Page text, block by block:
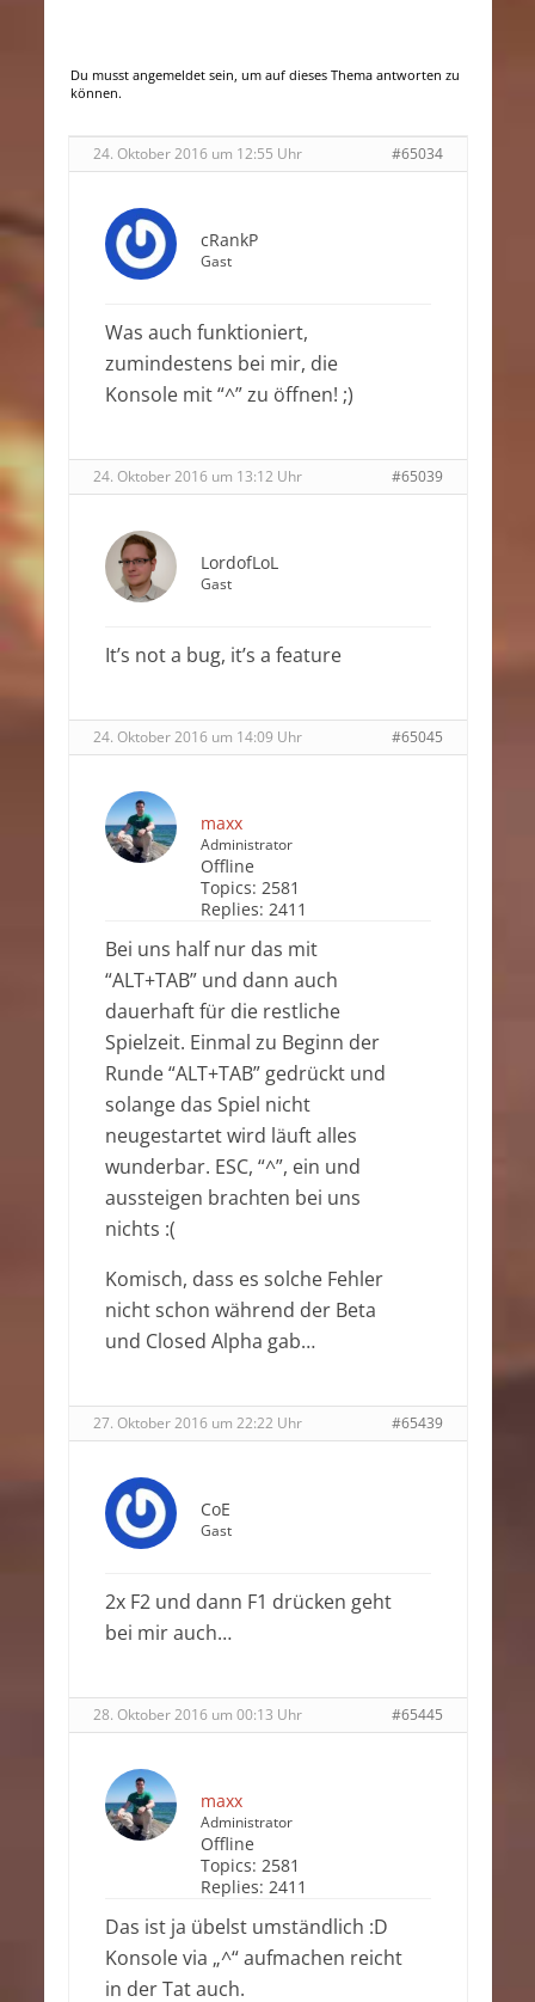
Du musst angemeldet sein, um auf dieses Thema antworten zu
können.
24. Oktober 2016 um 12:55 Uhr #65034
cRankP
Gast
Was auch funktioniert,
zumindestens bei mir, die
Konsole mit “^” zu öffnen! ;)
24. Oktober 2016 um 13:12 Uhr #65039
LordofLoL
Gast
It’s not a bug, it’s a feature
24. Oktober 2016 um 14:09 Uhr #65045
maxx
Administrator
Offline
Topics: 2581
Replies: 2411
Bei uns half nur das mit
“ALT+TAB” und dann auch
dauerhaft für die restliche
Spielzeit. Einmal zu Beginn der
Runde “ALT+TAB” gedrückt und
solange das Spiel nicht
neugestartet wird läuft alles
wunderbar. ESC, “^”, ein und
aussteigen brachten bei uns
nichts :(
Komisch, dass es solche Fehler
nicht schon während der Beta
und Closed Alpha gab…
27. Oktober 2016 um 22:22 Uhr #65439
CoE
Gast
2x F2 und dann F1 drücken geht
bei mir auch…
28. Oktober 2016 um 00:13 Uhr #65445
maxx
Administrator
Offline
Topics: 2581
Replies: 2411
Das ist ja übelst umständlich :D
Konsole via „^“ aufmachen reicht
in der Tat auch.